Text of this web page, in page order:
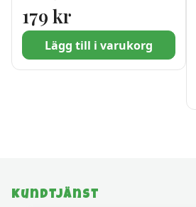
– Jafar 1000 bitar
179 kr
Lägg till i varukorg
Kundtjänst